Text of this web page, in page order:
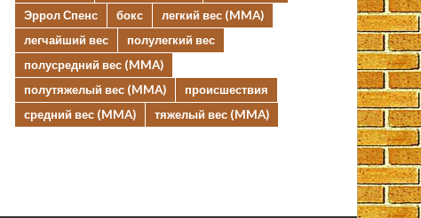
Эррол Спенс
бокс
легкий вес (MMA)
легчайший вес
полулегкий вес
полусредний вес (MMA)
полутяжелый вес (MMA)
происшествия
средний вес (MMA)
тяжелый вес (MMA)